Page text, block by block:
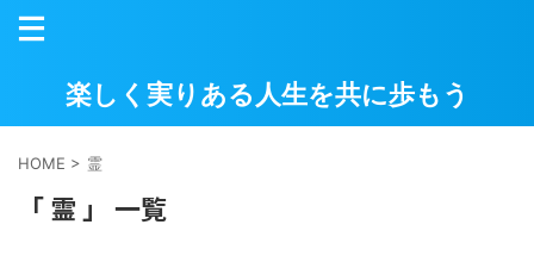
楽しく実りある人生を共に歩もう
HOME > 霊
「 霊 」 一覧